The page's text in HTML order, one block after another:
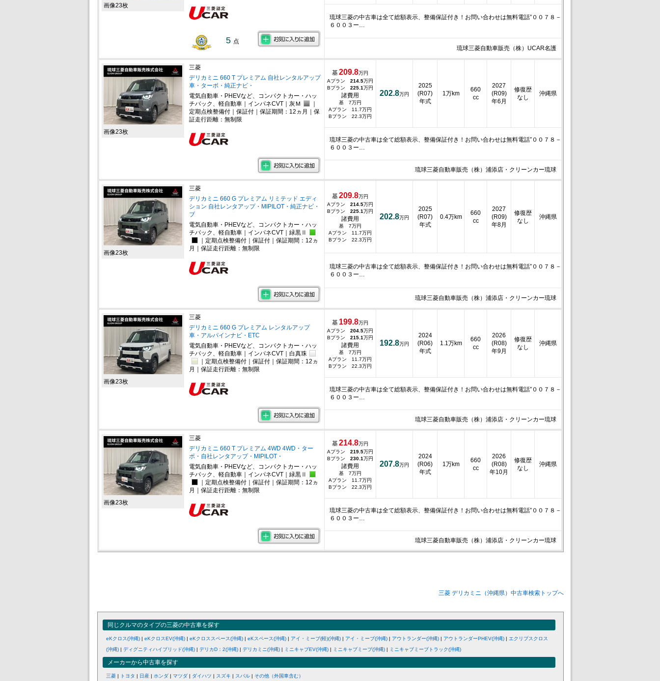
画像23枚
5 点
琉球三菱の中古車は全て総額表示、整備保証付き！お問い合わせは無料電話”００７８－
６００３ー…
琉球三菱自動車販売（株）UCAR名護
画像23枚
三菱
デリカミニ 660 T プレミアム 自社レンタルアップ
車・ターボ・純正ナビ・
電気自動車・PHEVなど、コンパクトカー・ハッ
チバック、軽自動車｜インパネCVT｜灰Ｍ
定期点検整備付｜保証付｜保証期間：12ヵ月｜保
証走行距離：無制限
基209.8万円
Aプラン 214.5万円
Bプラン 225.1万円
諸費用
基 7万円
Aプラン 11.7万円
Bプラン 22.3万円
202.8万円
2025
(R07)
年式
1万km
660
cc
2027
(R09)
年6月
修復歴
なし
沖縄県
琉球三菱の中古車は全て総額表示、整備保証付き！お問い合わせは無料電話”００７８－
６００３ー…
琉球三菱自動車販売（株）浦添店・クリーンカー琉球
画像23枚
三菱
デリカミニ 660 G プレミアム リミテッド エディ
ション 自社レンタアップ・MIPILOT・純正ナビ・
ブ
電気自動車・PHEVなど、コンパクトカー・ハッ
チバック、軽自動車｜インパネCVT｜緑黒Ⅱ
｜定期点検整備付｜保証付｜保証期間：12ヵ
月｜保証走行距離：無制限
基209.8万円
Aプラン 214.5万円
Bプラン 225.1万円
諸費用
基 7万円
Aプラン 11.7万円
Bプラン 22.3万円
202.8万円
2025
(R07)
年式
0.4万km
660
cc
2027
(R09)
年8月
修復歴
なし
沖縄県
琉球三菱の中古車は全て総額表示、整備保証付き！お問い合わせは無料電話”００７８－
６００３ー…
琉球三菱自動車販売（株）浦添店・クリーンカー琉球
画像23枚
三菱
デリカミニ 660 G プレミアム レンタルアップ
車・アルパインナビ・ETC
電気自動車・PHEVなど、コンパクトカー・ハッ
チバック、軽自動車｜インパネCVT｜白真珠
｜定期点検整備付｜保証付｜保証期間：12ヵ
月｜保証走行距離：無制限
基 199.8万円
Aプラン 204.5万円
Bプラン 215.1万円
諸費用
基 7万円
Aプラン 11.7万円
Bプラン 22.3万円
192.8万円
2024
(R06)
年式
1.1万km
660
cc
2026
(R08)
年9月
修復歴
なし
沖縄県
琉球三菱の中古車は全て総額表示、整備保証付き！お問い合わせは無料電話”００７８－
６００３ー…
琉球三菱自動車販売（株）浦添店・クリーンカー琉球
画像23枚
三菱
デリカミニ 660 T プレミアム 4WD 4WD・ター
ボ・自社レンタアップ・MIPILOT・
電気自動車・PHEVなど、コンパクトカー・ハッ
チバック、軽自動車｜インパネCVT｜緑黒Ⅱ
｜定期点検整備付｜保証付｜保証期間：12ヵ
月｜保証走行距離：無制限
基214.8万円
Aプラン 219.5万円
Bプラン 230.1万円
諸費用
基 7万円
Aプラン 11.7万円
Bプラン 22.3万円
207.8万円
2024
(R06)
年式
1万km
660
cc
2026
(R08)
年10月
修復歴
なし
沖縄県
琉球三菱の中古車は全て総額表示、整備保証付き！お問い合わせは無料電話”００７８－
６００３ー…
琉球三菱自動車販売（株）浦添店・クリーンカー琉球
三菱 デリカミニ（沖縄県）中古車検索トップへ
同じクルマのタイプの三菱の中古車を探す
eKクロス(沖縄) | eKクロスEV(沖縄) | eKクロススペース(沖縄) | eKスペース(沖縄) | アイ・ミーブ(軽)(沖縄) | アイ・ミーブ(沖縄) | アウトランダー(沖縄) | アウトランダーPHEV(沖縄) | エクリプスクロス
(沖縄) | ディグニティハイブリッド(沖縄) | デリカD：2(沖縄) | デリカミニ(沖縄) | ミニキャブEV(沖縄) | ミニキャブミーブ(沖縄) | ミニキャブミーブトラック(沖縄)
メーカーから中古車を探す
三菱 | トヨタ | 日産 | ホンダ | マツダ | ダイハツ | スズキ | スバル | その他（外国車含む）